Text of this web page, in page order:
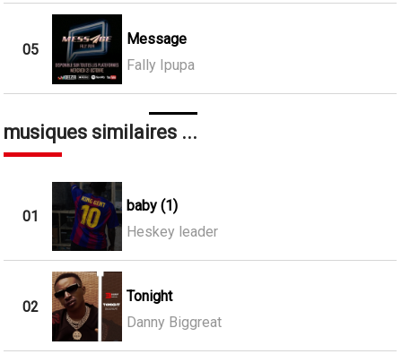
05
Message
Fally Ipupa
musiques similaires ...
01
baby (1)
Heskey leader
02
Tonight
Danny Biggreat